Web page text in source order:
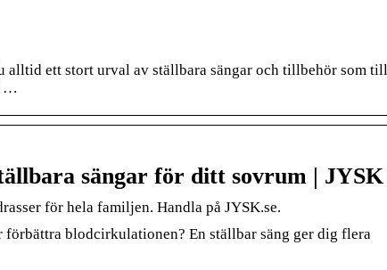
alltid ett stort urval av ställbara sängar och tillbehör som till
…
sängar för ditt sovrum | JYSK
för hela familjen. Handla på JYSK.se.
förbättra blodcirkulationen? En ställbar säng ger dig flera